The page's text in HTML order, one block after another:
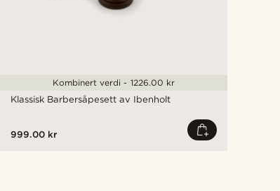
Klassisk Barbersåpesett av Ibenholt
999.00 kr
Kombinert verdi - 1226.00 kr